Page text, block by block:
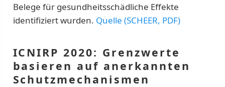
Belege für gesundheitsschädliche Effekte
identifiziert wurden. Quelle (SCHEER, PDF)
ICNIRP 2020: Grenzwerte
basieren auf anerkannten
Schutzmechanismen